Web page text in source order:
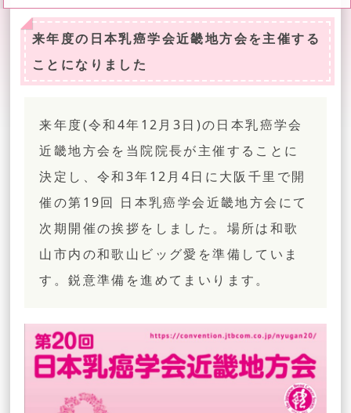
来年度の日本乳癌学会近畿地方会を主催する
ことになりました
来年度(令和4年12月3日)の日本乳癌学会
近畿地方会を当院院長が主催することに
決定し、令和3年12月4日に大阪千里で開
催の第19回 日本乳癌学会近畿地方会にて
次期開催の挨拶をしました。場所は和歌
山市内の和歌山ビッグ愛を準備していま
す。鋭意準備を進めてまいります。